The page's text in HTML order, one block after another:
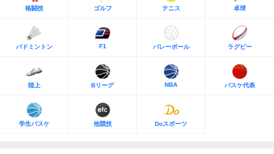
格闘技 ゴルフ テニス 卓球
バドミントン F1 バレーボール ラグビー
陸上 Bリーグ NBA バスケ代表
学生バスケ 他競技 Doスポーツ